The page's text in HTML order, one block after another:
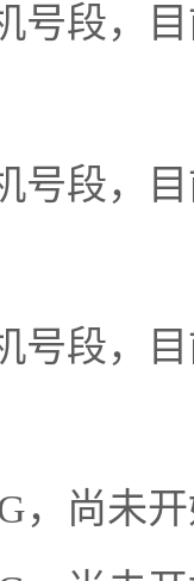
号段，
号段，
号段，
，尚未